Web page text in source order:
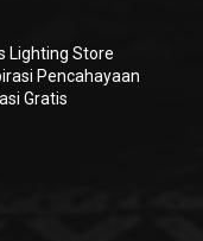
Lighting Store
Pencahayaan
Gratis